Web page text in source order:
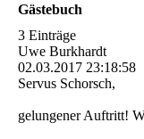
Gästebuch
3 Einträge
Uwe Burkhardt
02.03.2017 23:18:58
Servus Schorsch,
gelungener Auftritt!